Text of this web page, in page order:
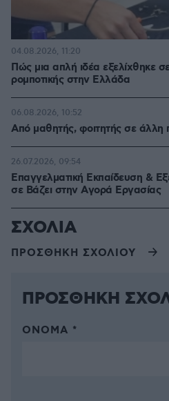
Πώς μια απλή ιδέα εξελίχθηκε
ρομποτικής στην Ελλάδα
04.08.2026, 11:20
Από μαθητής, φοιτητής σε άλλη
06.08.2026, 10:52
Επαγγελματική Εκπαίδευση &
σε Bάζει στην Aγορά Eργασίας
26.07.2026, 09:54
ΣΧΟΛΙΑ
ΠΡΟΣΘΗΚΗ ΣΧΟΛΙΟΥ
ΠΡΟΣΘΗΚΗ
ΌΝΟΜΑ *